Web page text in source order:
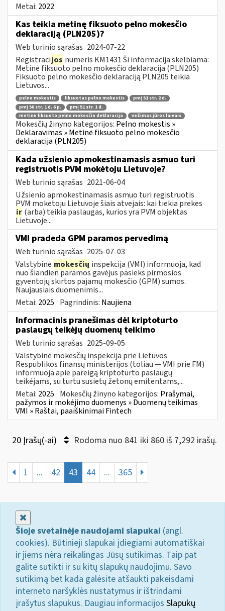
Metai: 2022
Kas teikia metinę fiksuoto pelno mokesčio
deklaraciją (PLN205)?
Web turinio sąrašas 2024-07-22
Registracijos numeris KM1431 Ši informacija skelbiama:
Metinė fiksuoto pelno mokesčio deklaracija (PLN205)
Fiksuoto pelno mokesčio deklaraciją PLN205 teikia
Lietuvos...
pelno mokestis fiksuotas pelno mokestis
pmį 51 str. 2 d.
pmį 50 str. 1 d. 6 p.
pmį 51 str. 1 d.
metinė fiksuoto pelno mokesčio deklaracija
vežimas jūros laivais
Mokesčių žinyno kategorijos: Pelno mokestis »
Deklaravimas » Metinė fiksuoto pelno mokesčio
deklaracija (PLN205)
Kada užsienio apmokestinamasis asmuo turi
registruotis PVM mokėtoju Lietuvoje?
Web turinio sąrašas 2021-06-04
Užsienio apmokestinamasis asmuo turi registruotis
PVM mokėtoju Lietuvoje šiais atvejais: kai tiekia prekes
ir (arba) teikia paslaugas, kurios yra PVM objektas
Lietuvoje...
VMI pradeda GPM paramos pervedimą
Web turinio sąrašas 2025-07-03
Valstybinė mokesčių inspekcija (VMI) informuoja, kad
nuo šiandien paramos gavėjus pasieks pirmosios
gyventojų skirtos pajamų mokesčio (GPM) sumos.
Naujausiais duomenimis...
Metai: 2025 Pagrindinis: Naujiena
Informacinis pranešimas dėl kriptoturto
paslaugų teikėjų duomenų teikimo
Web turinio sąrašas 2025-09-05
Valstybinė mokesčių inspekcija prie Lietuvos
Respublikos finansų ministerijos (toliau — VMI prie FM)
informuoja apie pareigą kriptoturto paslaugų
teikėjams, su turtu susietų žetonų emitentams,...
Metai: 2025 Mokesčių žinyno kategorijos: Prašymai,
pažymos ir mokėjimo duomenys » Duomenų teikimas
VMI » Raštai, paaiškinimai Fintech
20 Įrašų(-ai) Rodoma nuo 841 iki 860 iš 7,292 irašų.
1 ... 42 43 44 ... 365
Šioje svetainėje naudojami slapukai (angl.
cookies). Būtinieji slapukai įdiegiami automatiškai
ir jiems nėra reikalingas Jūsų sutikimas. Taip pat
galite sutikti ir su kitų slapukų naudojimu. Savo
sutikimą bet kada galėsite atšaukti pakeisdami
interneto naršyklės nustatymus ir ištrindami
įrašytus slapukus. Daugiau informacijos Slapukų